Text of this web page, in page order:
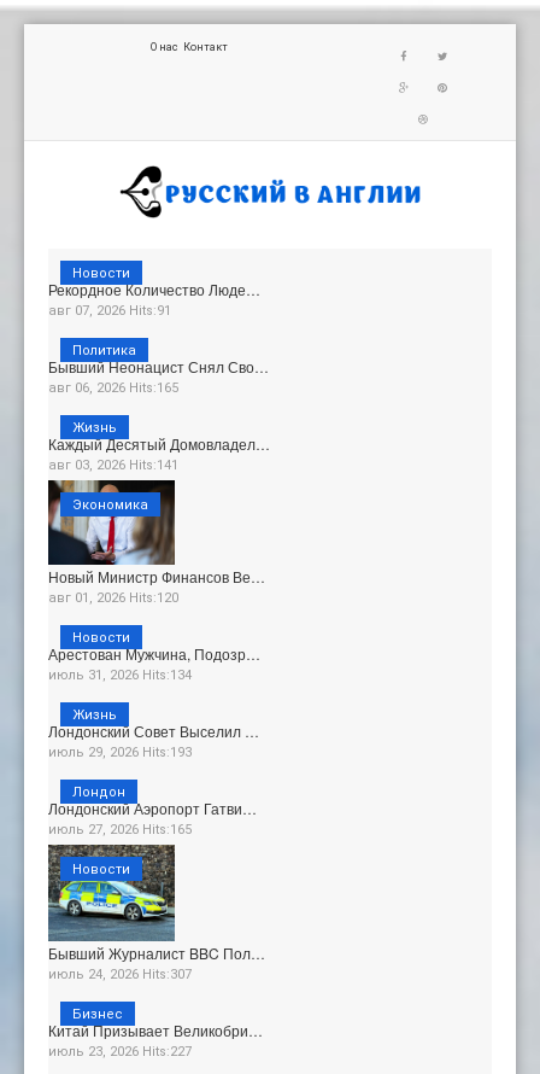
О нас Контакт
Рекордное Количество Люде…
авг 07, 2026 Hits:91
Новости
Бывший Неонацист Снял Сво…
авг 06, 2026 Hits:165
Политика
Каждый Десятый Домовладел…
авг 03, 2026 Hits:141
Жизнь
Новый Министр Финансов Ве…
авг 01, 2026 Hits:120
Экономика
Арестован Мужчина, Подозр…
июль 31, 2026 Hits:134
Новости
Лондонский Совет Выселил …
июль 29, 2026 Hits:193
Жизнь
Лондонский Аэропорт Гатви…
июль 27, 2026 Hits:165
Лондон
Бывший Журналист BBC Пол…
июль 24, 2026 Hits:307
Новости
Китай Призывает Великобри…
июль 23, 2026 Hits:227
Бизнес